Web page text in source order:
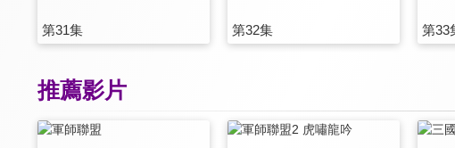
第31集 第32集 第33
推薦影片